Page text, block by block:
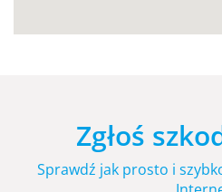
Zgłoś
Sprawdź jak prosto i